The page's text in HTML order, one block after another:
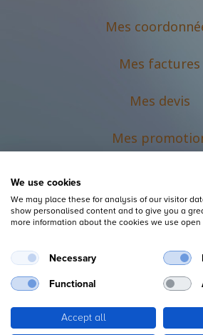
Mes
Mes factures
Mes devis
Mes
Mentions
We use cookies
We may place these for analysis of our visitor
show personalised content and to give you a
more information about the cookies we use
Necessary
Functional
Accept all